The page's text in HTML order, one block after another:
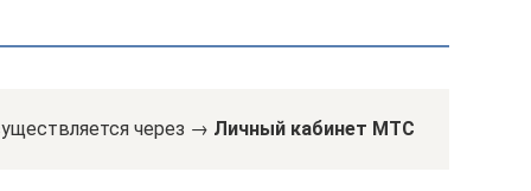
через → Личный кабинет МТС